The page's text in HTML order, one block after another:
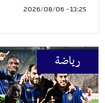
13:25 - 2026/08/06
رياضة